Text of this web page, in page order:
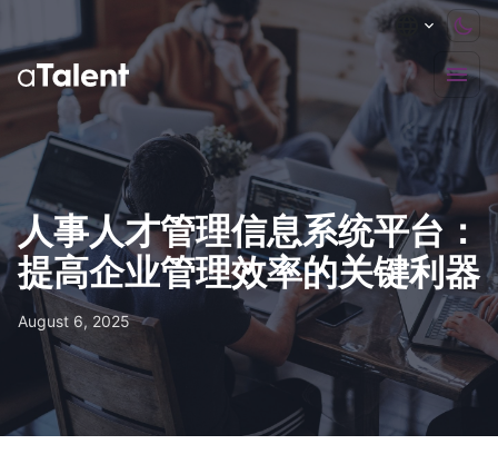
人事人才管理信息系统平台：
提高企业管理效率的关键利器
August 6, 2025